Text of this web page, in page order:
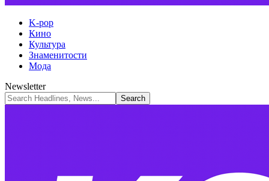
K-pop
Кино
Культура
Знаменитости
Мода
Newsletter